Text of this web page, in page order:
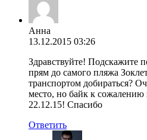
Анна
13.12.2015 03:26
Здравствуйте! Подскажите
прям до самого пляжа
транспортом добираться?
место, но байк к
22.12.15! Спасибо
Ответить